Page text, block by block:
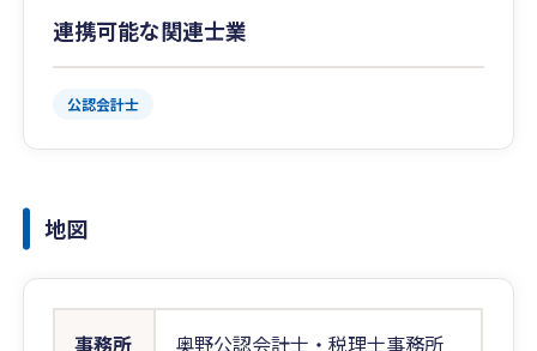
連携可能な関連士業
公認会計士
地図
事務所
奥野公認会計士・税理士事務所